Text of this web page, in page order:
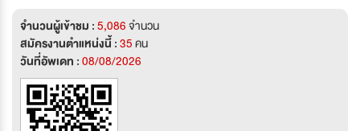
จำนวนผู้เข้าชม :5,086จำนวน
สมัครงานตำแหน่งนี้ :35คน
วันที่อัพเดท :08/08/2026